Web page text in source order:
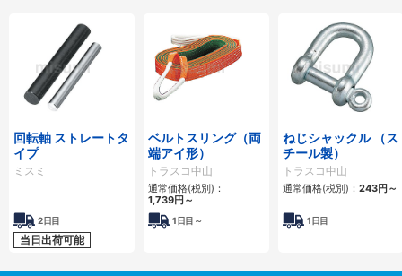
回転軸 ストレートタ
イプ
ミスミ
2日目
当日出荷可能
ベルトスリング（両
端アイ形）
トラスコ中山
通常価格(税別)：
1,739円 ～
1日目～
ねじシャックル （ス
チール製）
トラスコ中山
通常価格(税別)： 243円 ～
1日目